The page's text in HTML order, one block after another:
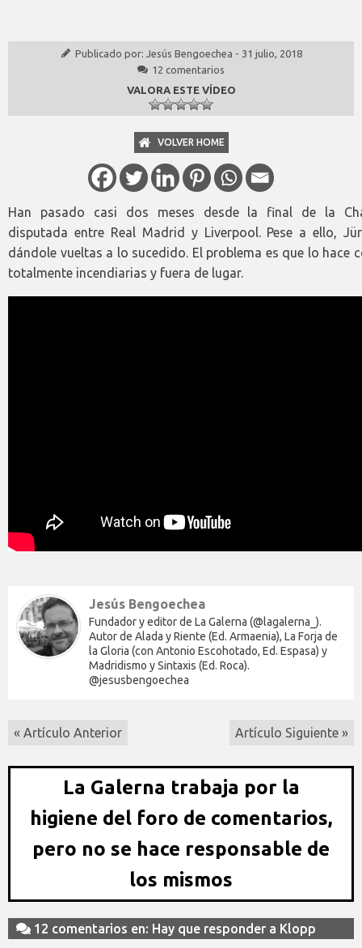
Publicado por: Jesús Bengoechea - 31 julio, 2018
12 comentarios
VALORA ESTE VÍDEO
VOLVER HOME
Han pasado casi dos meses desde la final de la
disputada entre Real Madrid y Liverpool. Pese a ello,
dándole vueltas a lo sucedido. El problema es que lo hace
totalmente incendiarias y fuera de lugar.
Jesús Bengoechea
Fundador y editor de La Galerna (@lagalerna_).
Autor de Alada y Riente (Ed. Armaenia), La Forja de
la Gloria (con Antonio Escohotado, Ed. Espasa) y
Madridismo y Sintaxis (Ed. Roca).
@jesusbengoechea
« Artículo Anterior Artículo Siguiente »
La Galerna trabaja por la
higiene del foro de comentarios,
pero no se hace responsable de
los mismos
12 comentarios en: Hay que responder a Klopp